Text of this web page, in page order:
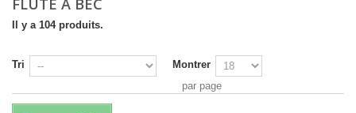
Il y a 104 produits.
Tri
Montrer
par page